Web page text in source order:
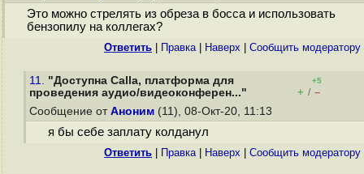
Это можно стрелять из обреза в босса и использовать
бензопилу на коллегах?
Ответить Правка| Наверх Cообщить модератору
11. "Доступна Calla, платформа для
проведения аудио/видеоконферен..."
+5
+ / –
Сообщение от Аноним (11), 08-Окт-20, 11:13
я бы себе заплату колданул
Ответить Правка| Наверх Cообщить модератору